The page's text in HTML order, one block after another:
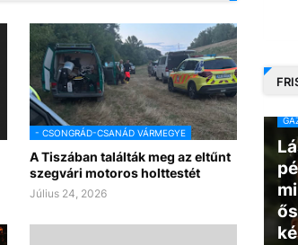
- CSONGRÁD-CSANÁD VÁRMEGYE
A Tiszában találták meg az eltűnt
szegvári motoros holttestét
Július 24, 2026